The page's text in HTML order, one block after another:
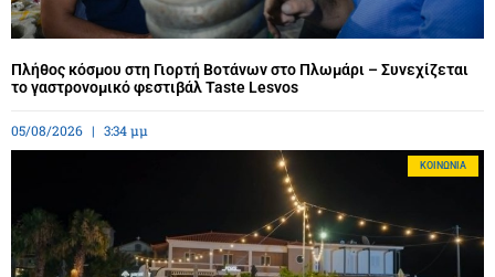
Πλήθος κόσμου στη Γιορτή Βοτάνων στο Πλωμάρι – Συνεχίζεται
το γαστρονομικό φεστιβάλ Taste Lesvos
05/08/2026 3:34 μμ
ΚΟΙΝΩΝΊΑ